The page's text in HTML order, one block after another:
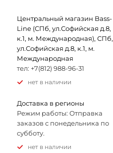
Центральный магазин Bass-
Line (СПб, ул.Софийская д.8,
к.1, м. Международная), СПб,
ул.Софийская д.8, к.1, м.
Международная
тел: +7(812) 988-96-31
Нет в наличии
Доставка в регионы
Режим работы: Отправка
заказов с понедельника по
субботу.
Нет в наличии